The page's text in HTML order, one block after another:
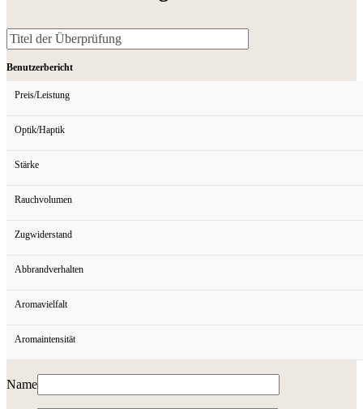
Benutzerbericht
Preis/Leistung
Optik/Haptik
Stärke
Rauchvolumen
Zugwiderstand
Abbrandverhalten
Aromavielfalt
Aromaintensität
Name